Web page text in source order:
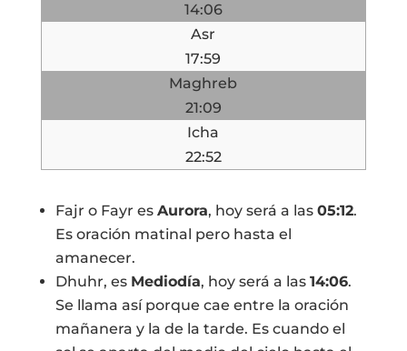
14:06
Asr
17:59
Maghreb
21:09
Icha
22:52
Fajr o Fayr es Aurora, hoy será a las 05:12.
Es oración matinal pero hasta el
amanecer.
Dhuhr, es Mediodía, hoy será a las 14:06.
Se llama así porque cae entre la oración
mañanera y la de la tarde. Es cuando el